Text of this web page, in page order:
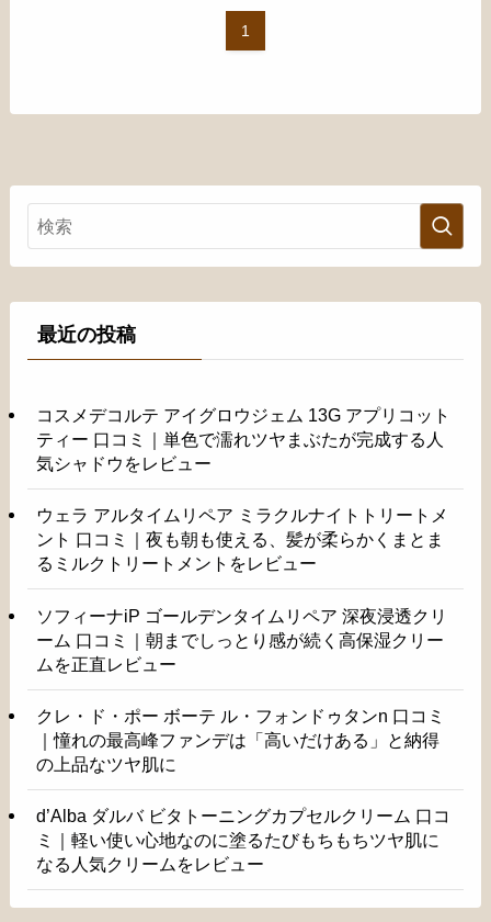
1
最近の投稿
コスメデコルテ アイグロウジェム 13G アプリコット
ティー 口コミ｜単色で濡れツヤまぶたが完成する人
気シャドウをレビュー
ウェラ アルタイムリペア ミラクルナイトトリートメ
ント 口コミ｜夜も朝も使える、髪が柔らかくまとま
るミルクトリートメントをレビュー
ソフィーナiP ゴールデンタイムリペア 深夜浸透クリ
ーム 口コミ｜朝までしっとり感が続く高保湿クリー
ムを正直レビュー
クレ・ド・ポー ボーテ ル・フォンドゥタンn 口コミ
｜憧れの最高峰ファンデは「高いだけある」と納得
の上品なツヤ肌に
d’Alba ダルバ ビタトーニングカプセルクリーム 口コ
ミ｜軽い使い心地なのに塗るたびもちもちツヤ肌に
なる人気クリームをレビュー